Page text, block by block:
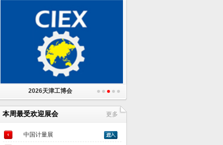
2026天津工博会
本周最受欢迎展会 更多
中国计量展